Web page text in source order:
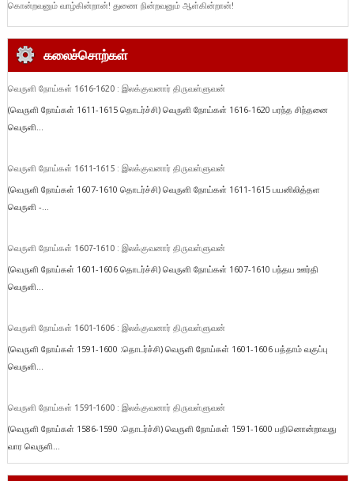
கொன்றவனும் வாழ்கின்றான்! துணை நின்றவனும் ஆள்கின்றான்!
கலைச்சொற்கள்
வெருளி நோய்கள் 1616-1620 : இலக்குவனார் திருவள்ளுவன்
(வெருளி நோய்கள் 1611-1615 தொடர்ச்சி) வெருளி நோய்கள் 1616-1620 பரந்த சிந்தனை
வெருளி...
வெருளி நோய்கள் 1611-1615 : இலக்குவனார் திருவள்ளுவன்
(வெருளி நோய்கள் 1607-1610 தொடர்ச்சி) வெருளி நோய்கள் 1611-1615 பயனிலித்தள
வெருளி -...
வெருளி நோய்கள் 1607-1610 : இலக்குவனார் திருவள்ளுவன்
(வெருளி நோய்கள் 1601-1606 தொடர்ச்சி) வெருளி நோய்கள் 1607-1610 பந்தய ஊர்தி
வெருளி...
வெருளி நோய்கள் 1601-1606 : இலக்குவனார் திருவள்ளுவன்
(வெருளி நோய்கள் 1591-1600 :தொடர்ச்சி) வெருளி நோய்கள் 1601-1606 பத்தாம் வகுப்பு
வெருளி...
வெருளி நோய்கள் 1591-1600 : இலக்குவனார் திருவள்ளுவன்
(வெருளி நோய்கள் 1586-1590 :தொடர்ச்சி) வெருளி நோய்கள் 1591-1600 பதினொன்றாவது
வார வெருளி...